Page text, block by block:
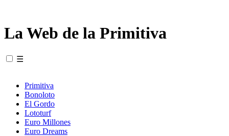
La Web de la Primitiva
☰
Primitiva
Bonoloto
El Gordo
Lototurf
Euro Millones
Euro Dreams